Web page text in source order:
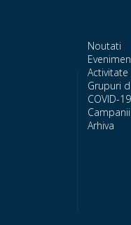
Noutati
Grupuri
COVID-19
Arhiva